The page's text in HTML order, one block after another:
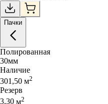
Пачки
Полированная
30мм
Наличие
301,50 м2
Резерв
3,30 м2